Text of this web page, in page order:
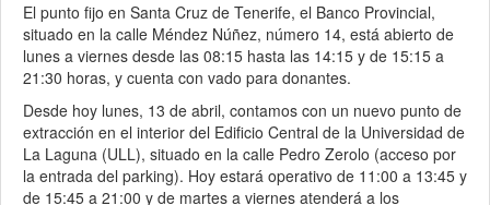
El punto fijo en Santa Cruz de Tenerife, el Banco Provincial,
situado en la calle Méndez Núñez, número 14, está abierto de
lunes a viernes desde las 08:15 hasta las 14:15 y de 15:15 a
21:30 horas, y cuenta con vado para donantes.
Desde hoy lunes, 13 de abril, contamos con un nuevo punto de
extracción en el interior del Edificio Central de la Universidad de
La Laguna (ULL), situado en la calle Pedro Zerolo (acceso por
la entrada del parking). Hoy estará operativo de 11:00 a 13:45 y
de 15:45 a 21:00 y de martes a viernes atenderá a los